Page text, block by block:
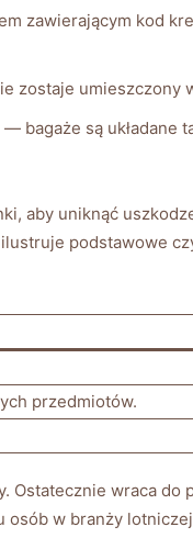
zawierającym‌ kod
zostaje umieszczony
⁣bagaże ‌są układane‌
aby uniknąć⁢
podstawowe
przedmiotów.
‍Ostatecznie wraca do
osób w branży